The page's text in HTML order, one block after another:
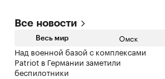
Все новости
Весь мир Омск
Над военной базой с комплексами
Patriot в Германии заметили
беспилотники